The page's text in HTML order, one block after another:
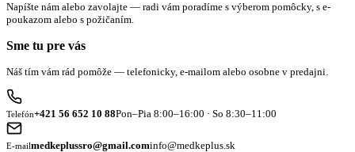
Napíšte nám alebo zavolajte — radi vám poradíme s výberom pomôcky, s e-
poukazom alebo s požičaním.
Sme tu pre vás
Náš tím vám rád pomôže — telefonicky, e-mailom alebo osobne v predajni.
Telefón+421 56 652 10 88Pon–Pia 8:00–16:00 · So 8:30–11:00
E-mailmedkeplussro@gmail.cominfo@medkeplus.sk